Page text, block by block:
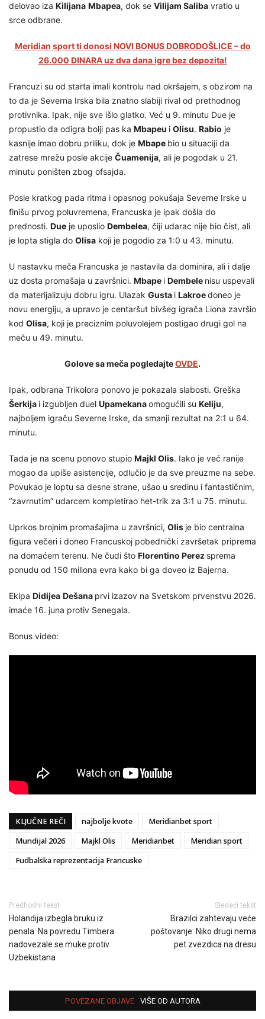
delovao iza Kilijana Mbapea, dok se Vilijam Saliba vratio u
srce odbrane.
Meridian sport ti donosi NOVI BONUS DOBRODOŠLICE – do
26.000 DINARA uz dva dana igre bez depozita!
Francuzi su od starta imali kontrolu nad okršajem, s obzirom na
to da je Severna Irska bila znatno slabiji rival od prethodnog
protivnika. Ipak, nije sve išlo glatko. Već u 9. minutu Due je
propustio da odigra bolji pas ka Mbapeu i Olisu. Rabio je
kasnije imao dobru priliku, dok je Mbape bio u situaciji da
zatrese mrežu posle akcije Čuamenija, ali je pogodak u 21.
minutu poništen zbog ofsajda.
Posle kratkog pada ritma i opasnog pokušaja Severne Irske u
finišu prvog poluvremena, Francuska je ipak došla do
prednosti. Due je uposlio Dembelea, čiji udarac nije bio čist, ali
je lopta stigla do Olisa koji je pogodio za 1:0 u 43. minutu.
U nastavku meča Francuska je nastavila da dominira, ali i dalje
uz dosta promašaja u završnici. Mbape i Dembele nisu uspevali
da materijalizuju dobru igru. Ulazak Gusta i Lakroedoneo je
novu energiju, a upravo je centaršut bivšeg igrača Liona završio
kod Olisa, koji je preciznim poluvolejem postigao drugi gol na
meču u 49. minutu.
Golove sa meča pogledajteOVDE.
Ipak, odbrana Trikolora ponovo je pokazala slabosti. Greška
Šerkija i izgubljen duel Upamekanaomogućili su Keliju,
najboljem igraču Severne Irske, da smanji rezultat na 2:1 u 64.
minutu.
Tada je na scenu ponovo stupio Majkl Olis. Iako je već ranije
mogao da upiše asistencije, odlučio je da sve preuzme na sebe.
Povukao je loptu sa desne strane, ušao u sredinu i fantastičnim,
“zavrnutim” udarcem kompletirao het-trik za 3:1 u 75. minutu.
Uprkos brojnim promašajima u završnici, Olis je bio centralna
figura večeri i doneo Francuskoj pobednički završetak priprema
na domaćem terenu. Ne čudi što Florentino Perez sprema
ponudu od 150 miliona evra kako bi ga doveo iz Bajerna.
Ekipa Didijea Dešana prvi izazov na Svetskom prvenstvu 2026.
imaće 16. juna protiv Senegala.
Bonus video:
KLJUČNE REČI najbolje kvote
Meridianbet sport
Mundijal 2026
Majkl Olis Meridianbet
Meridian sport
Fudbalska reprezentacija Francuske
Predhodni tekst
Holandija izbegla bruku iz
penala: Na povredu Timbera
nadovezale se muke protiv
Uzbekistana
Sledeći tekst
Brazilci zahtevaju veće
poštovanje: Niko drugi nema
pet zvezdica na dresu
POVEZANE OBJAVE VIŠE OD AUTORA